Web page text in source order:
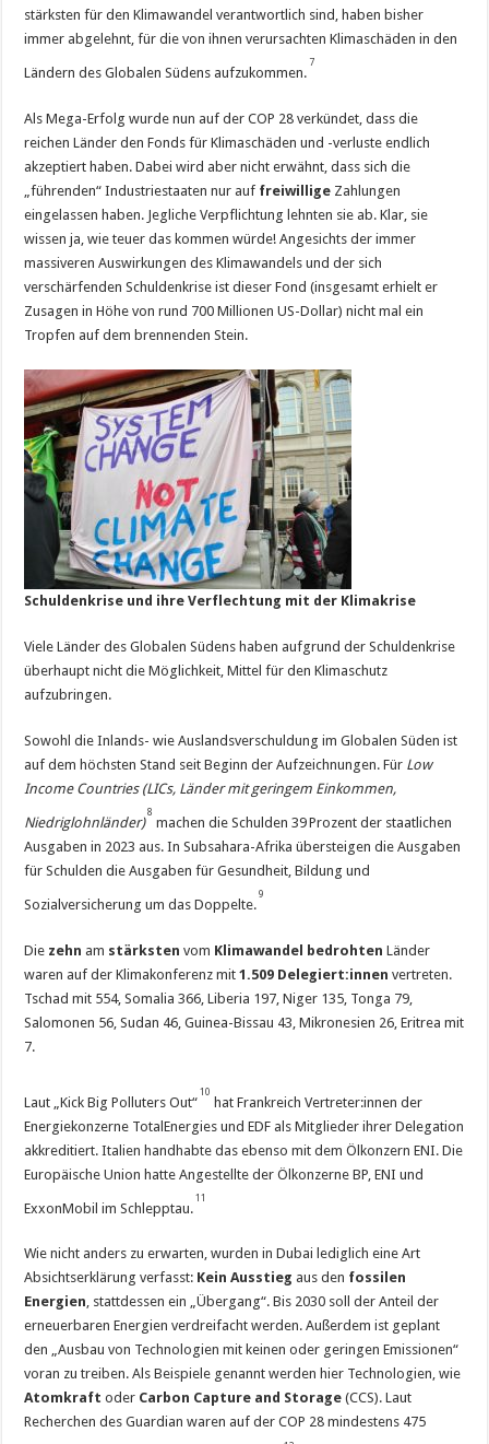
stärksten für den Klimawandel verantwortlich sind, haben bisher
immer abgelehnt, für die von ihnen verursachten Klimaschäden in den
Ländern des Globalen Südens aufzukommen.
7
Als Mega-Erfolg wurde nun auf der COP 28 verkündet, dass die
reichen Länder den Fonds für Klimaschäden und -verluste endlich
akzeptiert haben. Dabei wird aber nicht erwähnt, dass sich die
„führenden“ Industriestaaten nur auf freiwillige Zahlungen
eingelassen haben. Jegliche Verpflichtung lehnten sie ab. Klar, sie
wissen ja, wie teuer das kommen würde! Angesichts der immer
massiveren Auswirkungen des Klimawandels und der sich
verschärfenden Schuldenkrise ist dieser Fond (insgesamt erhielt er
Zusagen in Höhe von rund 700 Millionen US-Dollar) nicht mal ein
Tropfen auf dem brennenden Stein.
Schuldenkrise und ihre Verflechtung mit der Klimakrise
Viele Länder des Globalen Südens haben aufgrund der Schuldenkrise
überhaupt nicht die Möglichkeit, Mittel für den Klimaschutz
aufzubringen.
Sowohl die Inlands- wie Auslandsverschuldung im Globalen Süden ist
auf dem höchsten Stand seit Beginn der Aufzeichnungen. Für Low
Income Countries (LICs, Länder mit geringem Einkommen,
Niedriglohnländer)
8
machen die Schulden 39 Prozent der staatlichen
Ausgaben in 2023 aus. In Subsahara-Afrika übersteigen die Ausgaben
für Schulden die Ausgaben für Gesundheit, Bildung und
Sozialversicherung um das Doppelte.
9
Die zehn am stärksten vom Klimawandel bedrohten Länder
waren auf der Klimakonferenz mit1.509 Delegiert:innen vertreten.
Tschad mit 554, Somalia 366, Liberia 197, Niger 135, Tonga 79,
Salomonen 56, Sudan 46, Guinea-Bissau 43, Mikronesien 26, Eritrea mit
7.
Laut „Kick Big Polluters Out“
10
hat Frankreich Vertreter:innen der
Energiekonzerne TotalEnergies und EDF als Mitglieder ihrer Delegation
akkreditiert. Italien handhabte das ebenso mit dem Ölkonzern ENI. Die
Europäische Union hatte Angestellte der Ölkonzerne BP, ENI und
ExxonMobil im Schlepptau.
11
Wie nicht anders zu erwarten, wurden in Dubai lediglich eine Art
Absichtserklärung verfasst: Kein Ausstieg aus den fossilen
Energien, stattdessen ein „Übergang“. Bis 2030 soll der Anteil der
erneuerbaren Energien verdreifacht werden. Außerdem ist geplant
den „Ausbau von Technologien mit keinen oder geringen Emissionen“
voran zu treiben. Als Beispiele genannt werden hier Technologien, wie
Atomkraft oder Carbon Capture and Storage (CCS). Laut
Recherchen des Guardian waren auf der COP 28 mindestens 475